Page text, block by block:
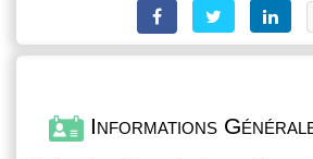
Informations